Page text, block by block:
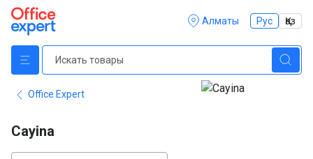
Алматы Рус Қаз
Office Expert
Cayina